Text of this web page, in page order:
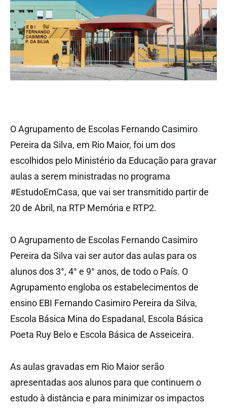
O Agrupamento de Escolas Fernando Casimiro
Pereira da Silva, em Rio Maior, foi um dos
escolhidos pelo Ministério da Educação para gravar
aulas a serem ministradas no programa
#EstudoEmCasa, que vai ser transmitido partir de
20 de Abril, na RTP Memória e RTP2.
O Agrupamento de Escolas Fernando Casimiro
Pereira da Silva vai ser autor das aulas para os
alunos dos 3°, 4° e 9° anos, de todo o País. O
Agrupamento engloba os estabelecimentos de
ensino EBI Fernando Casimiro Pereira da Silva,
Escola Básica Mina do Espadanal, Escola Básica
Poeta Ruy Belo e Escola Básica de Asseiceira.
As aulas gravadas em Rio Maior serão
apresentadas aos alunos para que continuem o
estudo à distância e para minimizar os impactos